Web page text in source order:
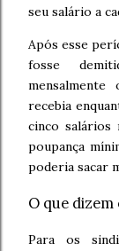
seu salário a
Após esse
fosse
recebia
cinco salários
poupança
poderia sacar
O que
Para os